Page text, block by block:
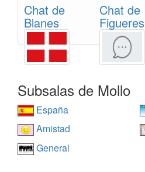
Chat de
Blanes
Chat de
Figueres
Subsalas de Mollo
España
Amistad
General